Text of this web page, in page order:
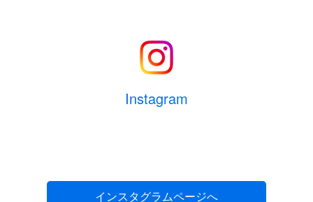
Instagram
インスタグラムページへ